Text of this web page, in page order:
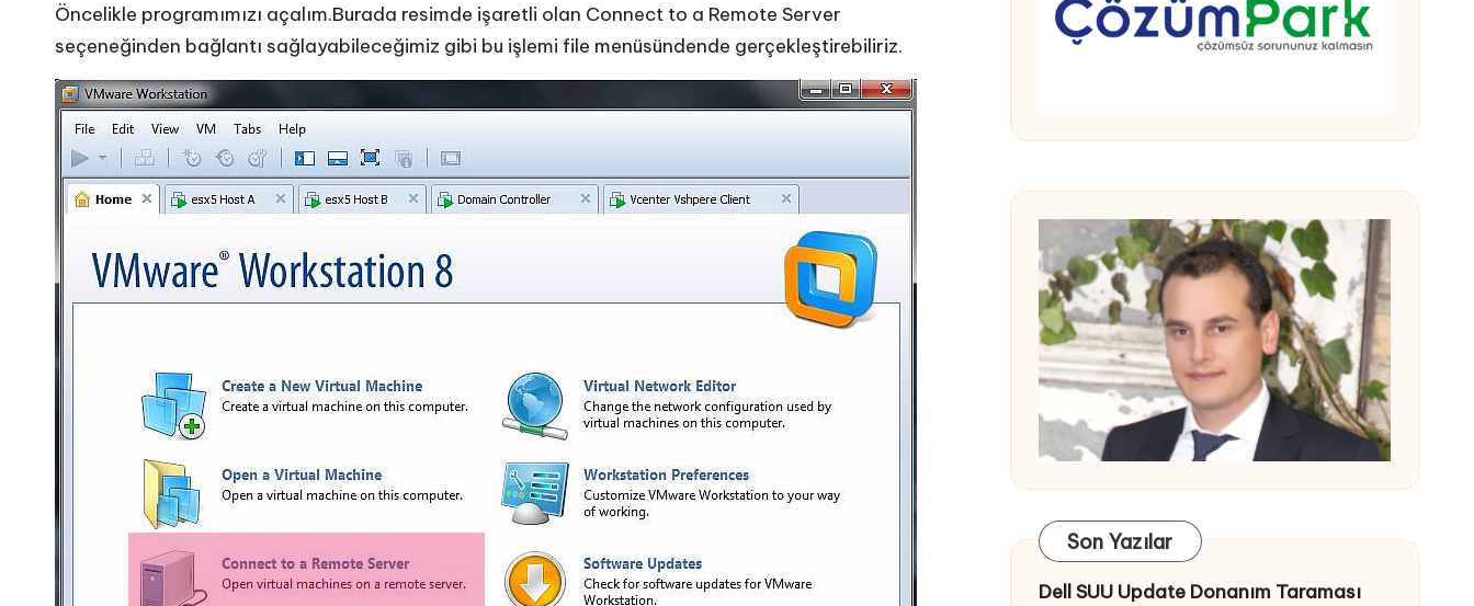
Öncelikle programımızı açalım.Burada resimde işaretli olan Connect to a Remote Server
seçeneğinden bağlantı sağlayabileceğimiz gibi bu işlemi file menüsündende gerçekleştirebiliriz.
Son Yazılar
Dell SUU Update Donanım Taraması